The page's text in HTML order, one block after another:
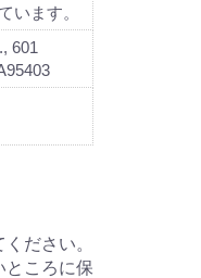
います。
601
ださい。
ところに保